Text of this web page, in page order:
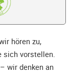
hören zu,
sich vorstellen.
wir denken an